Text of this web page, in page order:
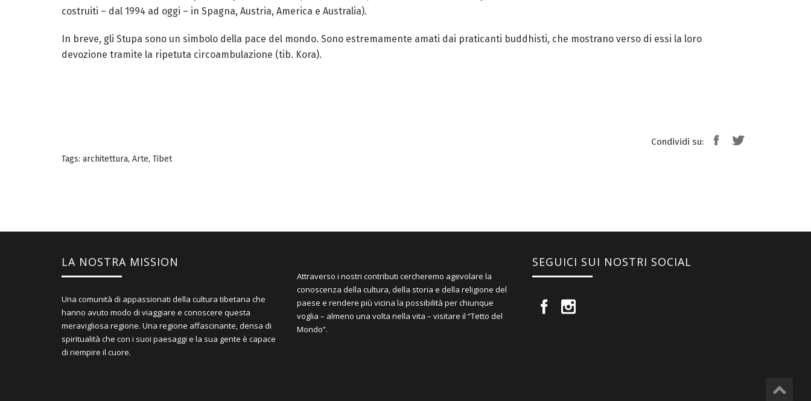
costruiti – dal 1994 ad oggi – in Spagna, Austria, America e Australia).
In breve, gli Stupa sono un simbolo della pace del mondo. Sono estremamente amati dai praticanti buddhisti, che mostrano verso di essi la loro
devozione tramite la ripetuta circoambulazione (tib. Kora).
Condividi su:
Tags: architettura, Arte, Tibet
LA NOSTRA MISSION
Una comunità di appassionati della cultura tibetana che
hanno avuto modo di viaggiare e conoscere questa
meravigliosa regione. Una regione affascinante, densa di
spiritualità che con i suoi paesaggi e la sua gente è capace
di riempire il cuore.
Attraverso i nostri contributi cercheremo agevolare la
conoscenza della cultura, della storia e della religione del
paese e rendere più vicina la possibilità per chiunque
voglia – almeno una volta nella vita – visitare il “Tetto del
Mondo”.
SEGUICI SUI NOSTRI SOCIAL